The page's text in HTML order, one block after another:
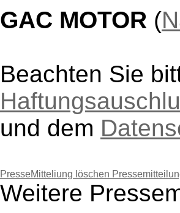
GAC MOTOR (
Beachten Sie
und dem
PresseMitteliung löschen
Weitere